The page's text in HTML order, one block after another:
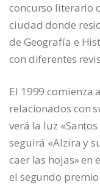
concurso literario
ciudad donde
de Geografía e
con diferentes
El 1999 comienza
relacionados con
verá la luz
seguirá «Alzira y
caer las hojas» en
el segundo